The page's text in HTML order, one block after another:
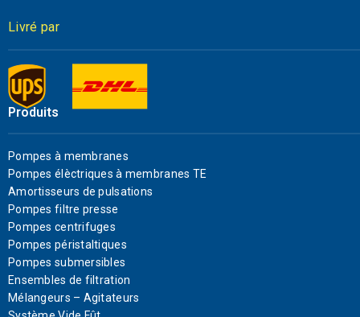
Livré par
Produits
Pompes à membranes
Pompes élèctriques à membranes TE
Amortisseurs de pulsations
Pompes filtre presse
Pompes centrifuges
Pompes péristaltiques
Pompes submersibles
Ensembles de filtration
Mélangeurs – Agitateurs